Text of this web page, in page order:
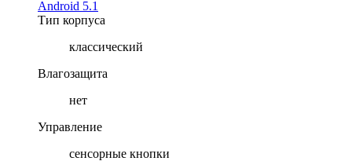
Android 5.1
Тип корпуса
классический
Влагозащита
нет
Управление
сенсорные кнопки